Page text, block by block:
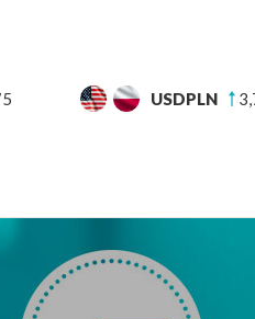
BLOG FINANSOWY
CHFPLN